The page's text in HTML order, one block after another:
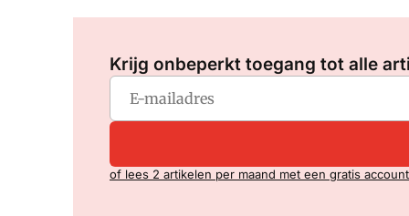
Krijg onbeperkt toegang tot alle
of lees 2 artikelen per maand met een gratis account